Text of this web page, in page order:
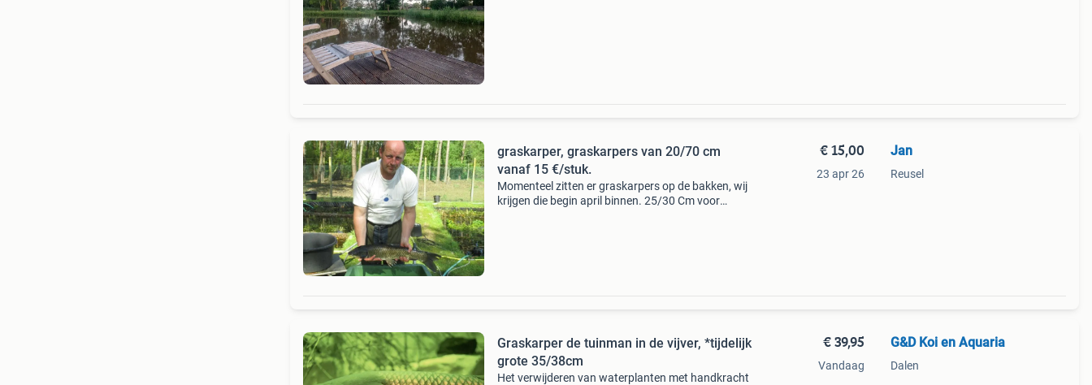
graskarper, graskarpers van 20/70 cm
vanaf 15 €/stuk.
Momenteel zitten er graskarpers op de bakken, wij
krijgen die begin april binnen. 25/30 Cm voor
€ 15,00
23 apr 26
Jan
Reusel
Graskarper de tuinman in de vijver, *tijdelijk
grote 35/38cm
Het verwijderen van waterplanten met handkracht
€ 39,95
Vandaag
G&D Koi en Aquaria
Dalen